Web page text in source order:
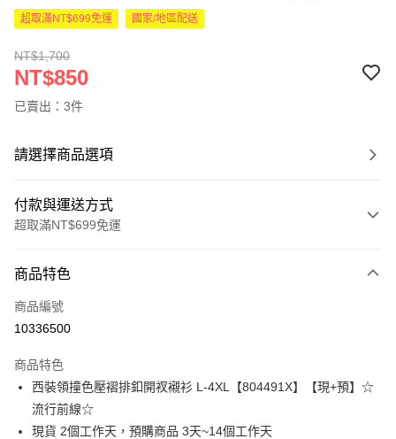
超取滿NT$699免運 國家/地區配送
NT$1,700
NT$850
已賣出：3件
請選擇商品選項
付款與運送方式
超取滿NT$699免運
信用卡一次付款
超商取貨付款
Apple Pay
街口支付
商品特色
商品編號
10336500
商品特色
西裝領撞色壓褶排釦開衩襯衫 L-4XL【804491X】【現+預】☆
流行前線☆
現貨 2個工作天，預購商品 3天~14個工作天